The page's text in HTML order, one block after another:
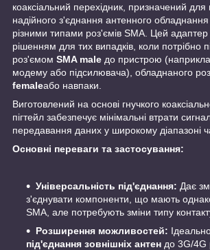
коаксіальний перехідник, призначений для
надійного з'єднання антенного обладнання
різними типами роз'ємів SMA. Цей адаптер
рішенням для тих випадків, коли потрібно
роз'ємом SMA male до пристрою
модему або підсилювача), обладнаного
femaleабо навпаки.
Виготовлений на основі гнучкого
пігтейл забезпечує мінімальні втрати
передавання даних у широкому діапазоні
Основні переваги та застосування:
Універсальність під'єднання: Дає
з'єднувати компоненти, що мають
SMA, але потребують зміни типу
Розширення можливостей:
під'єднання зовнішніх антен до 3G/4G